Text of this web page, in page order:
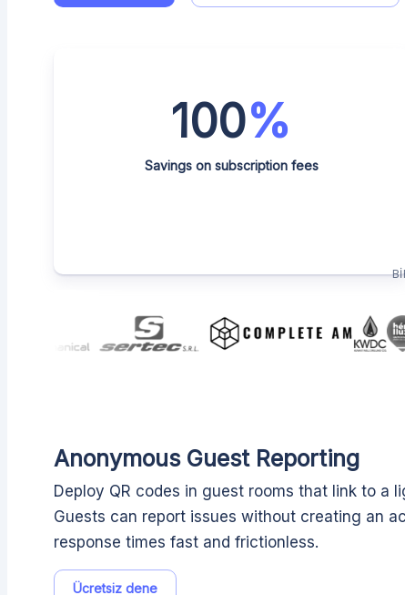
100%
Savings on subscription fees
Anonymous Guest Reporting
Deploy QR codes in guest rooms that link to a
Guests can report issues without creating an
response times fast and frictionless.
Ücretsiz dene